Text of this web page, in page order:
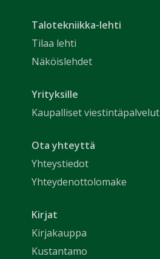
Talotekniikka-lehti
Tilaa lehti
Näköislehdet
Yrityksille
Kaupalliset viestintäpalvelut
Ota yhteyttä
Yhteystiedot
Yhteydenottolomake
Kirjat
Kirjakauppa
Kustantamo